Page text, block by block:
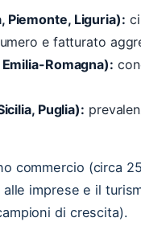
Piemonte, Liguria):
e fatturato
Romagna):
Puglia):
commercio (circa
imprese e il
di crescita).